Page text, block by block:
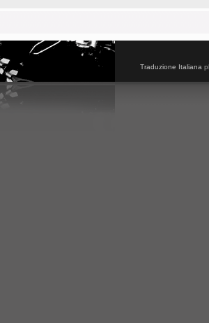
Traduzione Italiana